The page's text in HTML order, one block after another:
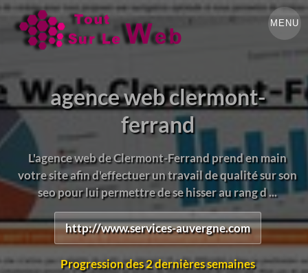
MENU
agence web clermont-
ferrand
L'agence web de Clermont-Ferrand prend en main
votre site afin d'effectuer un travail de qualité sur son
seo pour lui permettre de se hisser au rang d ...
http://www.services-auvergne.com
Progression des 2 dernières semaines